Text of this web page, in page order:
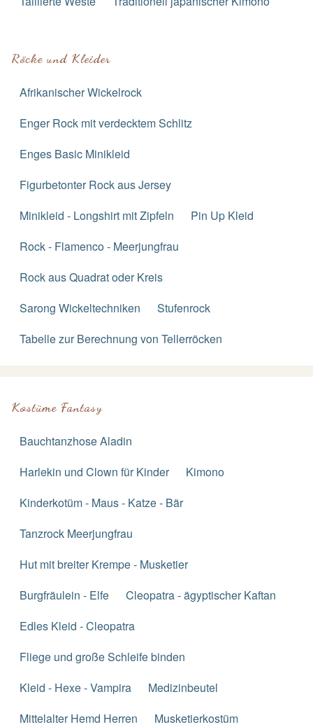
Röcke und Kleider
Afrikanischer Wickelrock
Enger Rock mit verdecktem Schlitz
Enges Basic Minikleid
Figurbetonter Rock aus Jersey
Minikleid - Longshirt mit Zipfeln
Pin Up Kleid
Rock - Flamenco - Meerjungfrau
Rock aus Quadrat oder Kreis
Sarong Wickeltechniken
Stufenrock
Tabelle zur Berechnung von Tellerröcken
Kostüme Fantasy
Bauchtanzhose Aladin
Harlekin und Clown für Kinder
Kimono
Kinderkotüm - Maus - Katze - Bär
Tanzrock Meerjungfrau
Hut mit breiter Krempe - Musketier
Burgfräulein - Elfe
Cleopatra - ägyptischer Kaftan
Edles Kleid - Cleopatra
Fliege und große Schleife binden
Kleid - Hexe - Vampira
Medizinbeutel
Mittelalter Hemd Herren
Musketierkostüm